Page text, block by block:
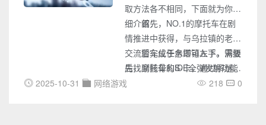
取方法各不相同，下面就为你详
细介绍：首先，NO.1的摩托车在剧
情推进中获得，与乌拉镇的老爹
交流后完成任务即可入手。满级
后，摩托车的S-E全弹发射功能
非常实用，但主角专属。
警车位于水塔镇左下，需要
先找到骸骨和ID卡，通过解谜打
开电源后参与BOSS战获取。摩
218 0
2025-10-31 网络游戏